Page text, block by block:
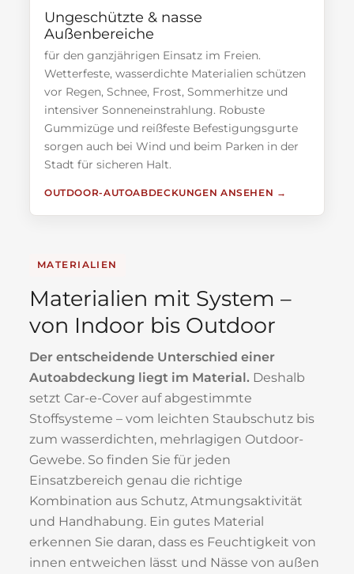
Ungeschützte & nasse
Außenbereiche
für den ganzjährigen Einsatz im Freien.
Wetterfeste, wasserdichte Materialien schützen
vor Regen, Schnee, Frost, Sommerhitze und
intensiver Sonneneinstrahlung. Robuste
Gummizüge und reißfeste Befestigungsgurte
sorgen auch bei Wind und beim Parken in der
Stadt für sicheren Halt.
OUTDOOR-AUTOABDECKUNGEN ANSEHEN
MATERIALIEN
Materialien mit System –
von Indoor bis Outdoor
Der entscheidende Unterschied einer
Autoabdeckung liegt im Material. Deshalb
setzt Car-e-Cover auf abgestimmte
Stoffsysteme – vom leichten Staubschutz bis
zum wasserdichten, mehrlagigen Outdoor-
Gewebe. So finden Sie für jeden
Einsatzbereich genau die richtige
Kombination aus Schutz, Atmungsaktivität
und Handhabung. Ein gutes Material
erkennen Sie daran, dass es Feuchtigkeit von
innen entweichen lässt und Nässe von außen